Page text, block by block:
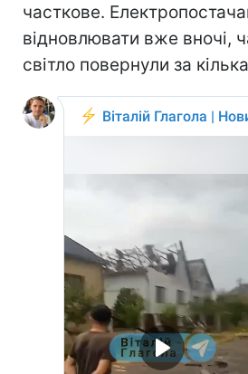
часткове.
відновлювати вже вночі,
світло повернули за